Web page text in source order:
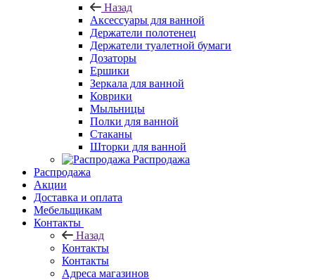
Назад
Аксессуары для ванной
Держатели полотенец
Держатели туалетной бумаги
Дозаторы
Ершики
Зеркала для ванной
Коврики
Мыльницы
Полки для ванной
Стаканы
Шторки для ванной
Распродажа
Распродажа
Акции
Доставка и оплата
Мебельщикам
Контакты
Назад
Контакты
Контакты
Адреса магазинов